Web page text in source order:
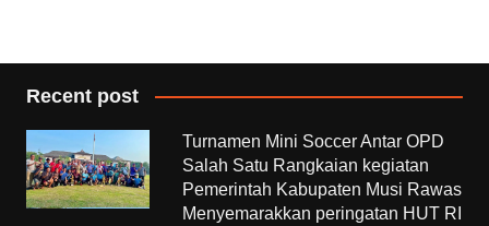
Recent post
Turnamen Mini Soccer Antar OPD
Salah Satu Rangkaian kegiatan
Pemerintah Kabupaten Musi Rawas
Menyemarakkan peringatan HUT RI